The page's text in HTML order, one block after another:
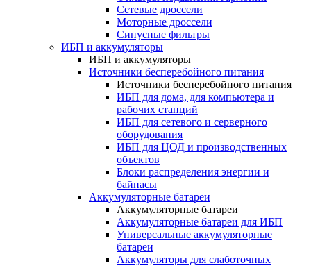
Сетевые дроссели
Моторные дроссели
Синусные фильтры
ИБП и аккумуляторы
ИБП и аккумуляторы
Источники бесперебойного питания
Источники бесперебойного питания
ИБП для дома, для компьютера и
рабочих станций
ИБП для сетевого и серверного
оборудования
ИБП для ЦОД и производственных
объектов
Блоки распределения энергии и
байпасы
Аккумуляторные батареи
Аккумуляторные батареи
Аккумуляторные батареи для ИБП
Универсальные аккумуляторные
батареи
Аккумуляторы для слаботочных